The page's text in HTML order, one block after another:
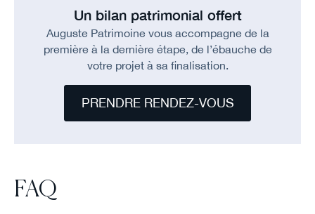
Un bilan patrimonial offert
Auguste Patrimoine vous accompagne de la
première à la dernière étape, de l’ébauche de
votre projet à sa finalisation.
PRENDRE RENDEZ-VOUS
FAQ